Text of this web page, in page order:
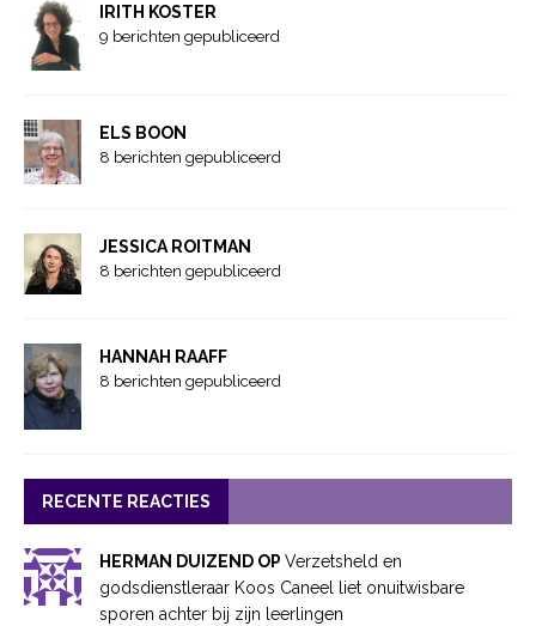
IRITH KOSTER
9 berichten gepubliceerd
ELS BOON
8 berichten gepubliceerd
JESSICA ROITMAN
8 berichten gepubliceerd
HANNAH RAAFF
8 berichten gepubliceerd
RECENTE REACTIES
HERMAN DUIZEND OP Verzetsheld en
godsdienstleraar Koos Caneel liet onuitwisbare
sporen achter bij zijn leerlingen